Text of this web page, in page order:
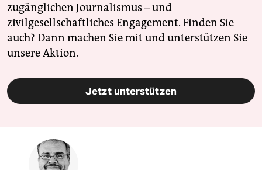
zugänglichen Journalismus – und
zivilgesellschaftliches Engagement. Finden Sie
auch? Dann machen Sie mit und unterstützen Sie
unsere Aktion.
Jetzt unterstützen